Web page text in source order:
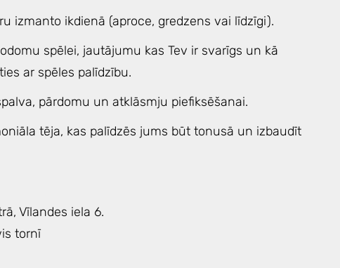
izmanto ikdienā (aproce, gredzens vai līdzīgi).
spēlei, jautājumu kas Tev ir svarīgs un kā
ar spēles palīdzību.
pārdomu un atklāsmju piefiksēšanai.
tēja, kas palīdzēs jums būt tonusā un izbaudīt
Vīlandes iela 6.
tornī